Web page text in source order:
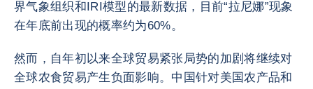
界气象组织和IRI模型的最新数据，目前“拉尼娜”现象
在年底前出现的概率约为60%。
然而，自年初以来全球贸易紧张局势的加剧将继续对
全球农食贸易产生负面影响。中国针对美国农产品和